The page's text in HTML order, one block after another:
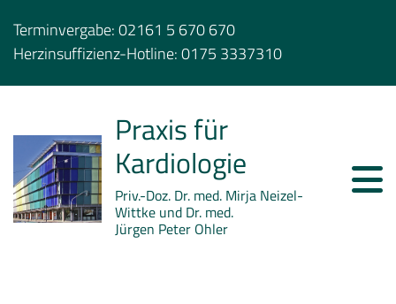
Terminvergabe:02161 5 670 670
Herzinsuffizienz-Hotline:0175 3337310
Praxis für
Kardiologie
Priv.-Doz. Dr. med. Mirja Neizel-
Wittke und Dr. med.
Jürgen Peter Ohler